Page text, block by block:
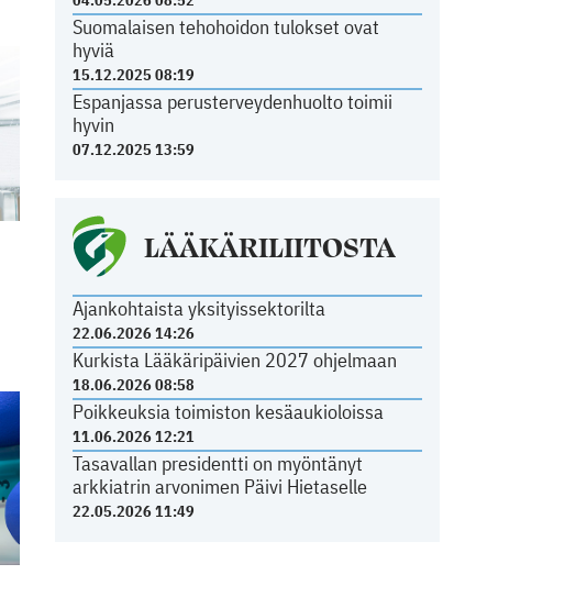
Suomalaisen tehohoidon tulokset ovat
hyviä
15.12.2025 08:19
Espanjassa perusterveydenhuolto toimii
hyvin
07.12.2025 13:59
LÄÄKÄRILIITOSTA
Ajankohtaista yksityissektorilta
22.06.2026 14:26
Kurkista Lääkäripäivien 2027 ohjelmaan
18.06.2026 08:58
Poikkeuksia toimiston kesäaukioloissa
11.06.2026 12:21
Tasavallan presidentti on myöntänyt
arkkiatrin arvonimen Päivi Hietaselle
22.05.2026 11:49